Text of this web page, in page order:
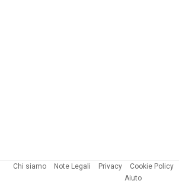
Chi siamo Note Legali Privacy Cookie Policy
Aiuto